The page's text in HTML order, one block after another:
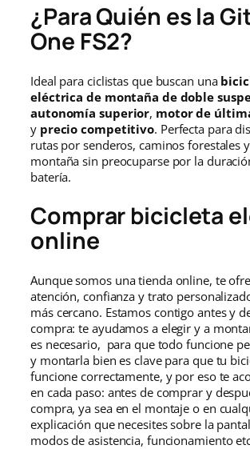
¿Para Quién es la
One FS2?
Ideal para ciclistas que buscan una
eléctrica de montaña de doble
autonomía superior, motor de
y precio competitivo. Perfecta para
rutas por senderos, caminos forestales
montaña sin preocuparse por la
batería.
Comprar bicicleta
online
Aunque somos una tienda online, te
atención, confianza y trato
más cercano. Estamos contigo antes y
compra: te ayudamos a elegir y a
es necesario, para que todo funcione
y montarla bien es clave para que tu
funcione correctamente, y por eso te
en cada paso: antes de comprar y
compra, ya sea en el montaje o en
explicación que necesites sobre la
modos de asistencia, funcionamiento